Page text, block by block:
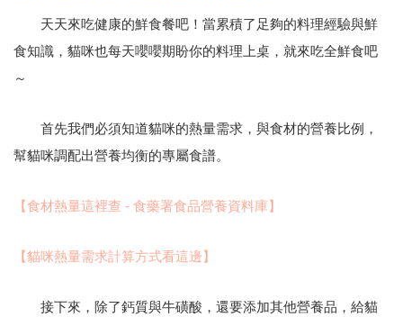
天天來吃健康的鮮食餐吧！當累積了足夠的料理經驗與鮮
食知識，貓咪也每天嚶嚶期盼你的料理上桌，就來吃全鮮食吧
～
首先我們必須知道貓咪的熱量需求，與食材的營養比例，
幫貓咪調配出營養均衡的專屬食譜。
【食材熱量這裡查 - 食藥署食品營養資料庫】
【貓咪熱量需求計算方式看這邊】
接下來，除了鈣質與牛磺酸，還要添加其他營養品，給貓